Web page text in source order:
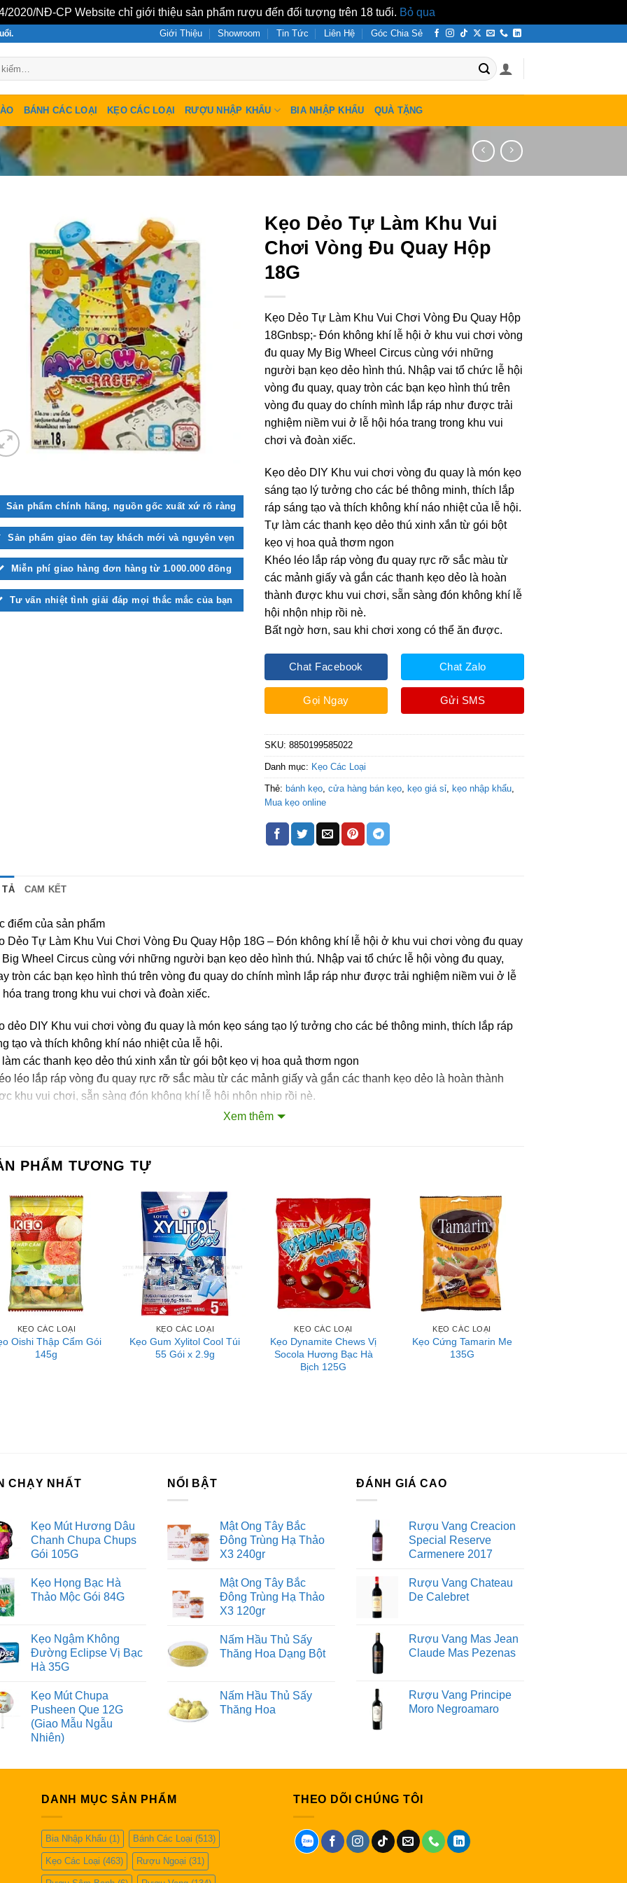
2020/NĐ-CP Website chỉ giới thiệu sản phẩm rượu đến đối tượng trên 18 tuổi. Bỏ qua
Giới Thiệu Showroom Tin Tức Liên Hệ Góc Chia Sẻ
BÁNH CÁC LOẠI KẸO CÁC LOẠI RƯỢU NHẬP KHẨU BIA NHẬP KHẨU QUÀ TẶNG
Sản phẩm chính hãng, nguồn gốc xuất xứ rõ ràng
Sản phẩm giao đến tay khách mới và nguyên vẹn
Miễn phí giao hàng đơn hàng từ 1.000.000 đồng
Tư vấn nhiệt tình giải đáp mọi thắc mắc của bạn
Kẹo Dẻo Tự Làm Khu Vui
Chơi Vòng Đu Quay Hộp
18G
Kẹo Dẻo Tự Làm Khu Vui Chơi Vòng Đu Quay Hộp
18Gnbsp;- Đón không khí lễ hội ở khu vui chơi vòng
đu quay My Big Wheel Circus cùng với những
người bạn kẹo dẻo hình thú. Nhập vai tổ chức lễ hội
vòng đu quay, quay tròn các bạn kẹo hình thú trên
vòng đu quay do chính mình lắp ráp như được trải
nghiệm niềm vui ở lễ hội hóa trang trong khu vui
chơi và đoàn xiếc.
Kẹo dẻo DIY Khu vui chơi vòng đu quay là món kẹo
sáng tạo lý tưởng cho các bé thông minh, thích lắp
ráp sáng tạo và thích không khí náo nhiệt của lễ hội.
Tự làm các thanh kẹo dẻo thú xinh xắn từ gói bột
kẹo vị hoa quả thơm ngon
Khéo léo lắp ráp vòng đu quay rực rỡ sắc màu từ
các mảnh giấy và gắn các thanh kẹo dẻo là hoàn
thành được khu vui chơi, sẵn sàng đón không khí lễ
hội nhộn nhịp rồi nè.
Bất ngờ hơn, sau khi chơi xong có thể ăn được.
Chat Facebook
Gọi Ngay
Chat Zalo
Gửi SMS
SKU:8850199585022
Danh mục: Kẹo Các Loại
Thẻ: bánh kẹo,cửa hàng bán kẹo, kẹo giá sỉ, kẹo nhập khẩu,
Mua kẹo online
TẢ CAM KẾT
điểm của sản phẩm
Dẻo Tự Làm Khu Vui Chơi Vòng Đu Quay Hộp 18G – Đón không khí lễ hội ở khu vui chơi vòng đu quay
Big Wheel Circus cùng với những người bạn kẹo dẻo hình thú. Nhập vai tổ chức lễ hội vòng đu quay,
tròn các bạn kẹo hình thú trên vòng đu quay do chính mình lắp ráp như được trải nghiệm niềm vui ở lễ
hóa trang trong khu vui chơi và đoàn xiếc.
dẻo DIY Khu vui chơi vòng đu quay là món kẹo sáng tạo lý tưởng cho các bé thông minh, thích lắp ráp
tạo và thích không khí náo nhiệt của lễ hội.
các thanh kẹo dẻo thú xinh xắn từ gói bột kẹo vị hoa quả thơm ngon
léo lắp ráp vòng đu quay rực rỡ sắc màu từ các mảnh giấy và gắn các thanh kẹo dẻo là hoàn thành
khu vui chơi, sẵn sàng đón không khí lễ hội nhộn nhịp rồi nè.
hợp, hương liệu hỗn hợp trái cây nhân tạo,…
dẫn sử dụng
hướng dẫn và hình ảnh trên bao bì.
dẫn bảo quản
quản nơi khô ráo, thoáng mát, tránh ánh nắng trực tiếp.
hệ với Sài Gòn O2O
Vụ Đăng Ký Kinh Doanh
Xem thêm
PHẨM TƯƠNG TỰ
KẸO CÁC LOẠI
Oishi Thập Cẩm Gói
145g
KẸO CÁC LOẠI
Kẹo Gum Xylitol Cool Túi
55 Gói x 2.9g
KẸO CÁC LOẠI
Kẹo Dynamite Chews Vị
Socola Hương Bạc Hà
Bịch 125G
KẸO CÁC LOẠI
Kẹo Cứng Tamarin Me
135G
CHẠY NHẤT
Kẹo Mút Hương Dâu
Chanh Chupa Chups
Gói 105G
Kẹo Họng Bạc Hà
Thảo Mộc Gói 84G
Kẹo Ngậm Không
Đường Eclipse Vị Bạc
Hà 35G
Kẹo Mút Chupa
Pusheen Que 12G
(Giao Mẫu Ngẫu
Nhiên)
NỔI BẬT
Mật Ong Tây Bắc
Đông Trùng Hạ Thảo
X3 240gr
Mật Ong Tây Bắc
Đông Trùng Hạ Thảo
X3 120gr
Nấm Hầu Thủ Sấy
Thăng Hoa Dạng Bột
Nấm Hầu Thủ Sấy
Thăng Hoa
ĐÁNH GIÁ CAO
Rượu Vang Creacion
Special Reserve
Carmenere 2017
Rượu Vang Chateau
De Calebret
Rượu Vang Mas Jean
Claude Mas Pezenas
Rượu Vang Principe
Moro Negroamaro
DANH MỤC SẢN PHẨM
Bia Nhập Khẩu (1) Bánh Các Loại (513)
Kẹo Các Loại (463) Rượu Ngoại (31)
THEO DÕI CHÚNG TÔI